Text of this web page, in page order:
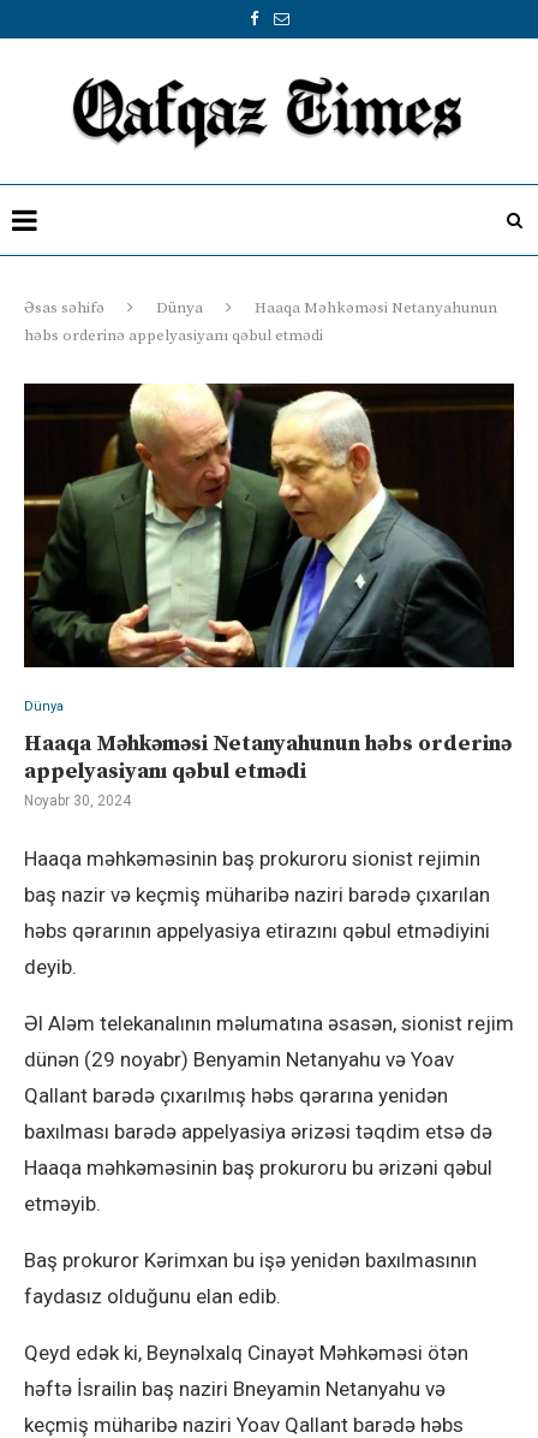
Əsas səhifə Dünya
Haaqa Məhkəməsi Netanyahunun
həbs orderinə appelyasiyanı qəbul etmədi
Dünya
Haaqa Məhkəməsi Netanyahunun həbs orderinə
appelyasiyanı qəbul etmədi
Noyabr 30, 2024
Haaqa məhkəməsinin baş prokuroru sionist rejimin
baş nazir və keçmiş müharibə naziri barədə çıxarılan
həbs qərarının appelyasiya etirazını qəbul etmədiyini
deyib.
Əl Aləm telekanalının məlumatına əsasən, sionist rejim
dünən (29 noyabr) Benyamin Netanyahu və Yoav
Qallant barədə çıxarılmış həbs qərarına yenidən
baxılması barədə appelyasiya ərizəsi təqdim etsə də
Haaqa məhkəməsinin baş prokuroru bu ərizəni qəbul
etməyib.
Baş prokuror Kərimxan bu işə yenidən baxılmasının
faydasız olduğunu elan edib.
Qeyd edək ki, Beynəlxalq Cinayət Məhkəməsi ötən
həftə İsrailin baş naziri Bneyamin Netanyahu və
keçmiş müharibə naziri Yoav Qallant barədə həbs